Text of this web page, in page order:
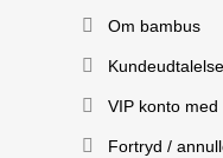
Om bambus
VIP konto
Fortryd /